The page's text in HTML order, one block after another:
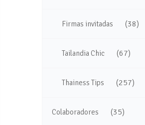
Firmas invitadas (38)
Tailandia Chic (67)
Thainess Tips (257)
Colaboradores (35)